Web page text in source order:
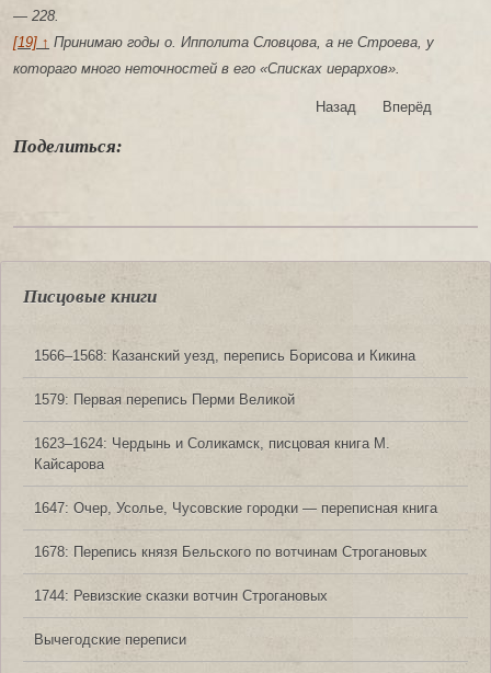
— 228.
[19] ↑ Принимаю годы о. Ипполита Словцова, а не Строева, у
котораго много неточностей в его «Списках иерархов».
Назад Вперёд
Поделиться:
Писцовые книги
1566‒1568: Казанский уезд, перепись Борисова и Кикина
1579: Первая перепись Перми Великой
1623‒1624: Чердынь и Соликамск, писцовая книга М.
Кайсарова
1647: Очер, Усолье, Чусовские городки — переписная книга
1678: Перепись князя Бельского по вотчинам Строгановых
1744: Ревизские сказки вотчин Строгановых
Вычегодские переписи